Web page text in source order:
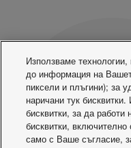
Използваме
до информация на
пиксели и плъгини); за
наричани тук
бисквитки, за да
бисквитки, включително
само с Ваше съгласие,